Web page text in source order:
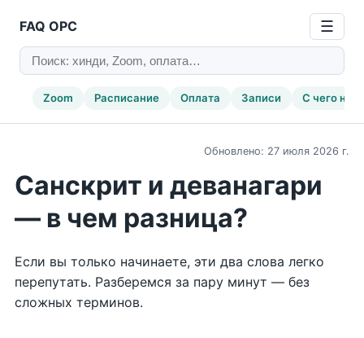
FAQ ОРС ☰
Zoom Расписание Оплата Записи С чего
Обновлено: 27 июля 2026 г.
Санскрит и деванагари
— в чем разница?
Если вы только начинаете, эти два слова легко
перепутать. Разберемся за пару минут — без
сложных терминов.